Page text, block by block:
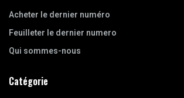
Acheter le dernier numéro
Feuilleter le dernier numero
Qui sommes-nous
Catégorie